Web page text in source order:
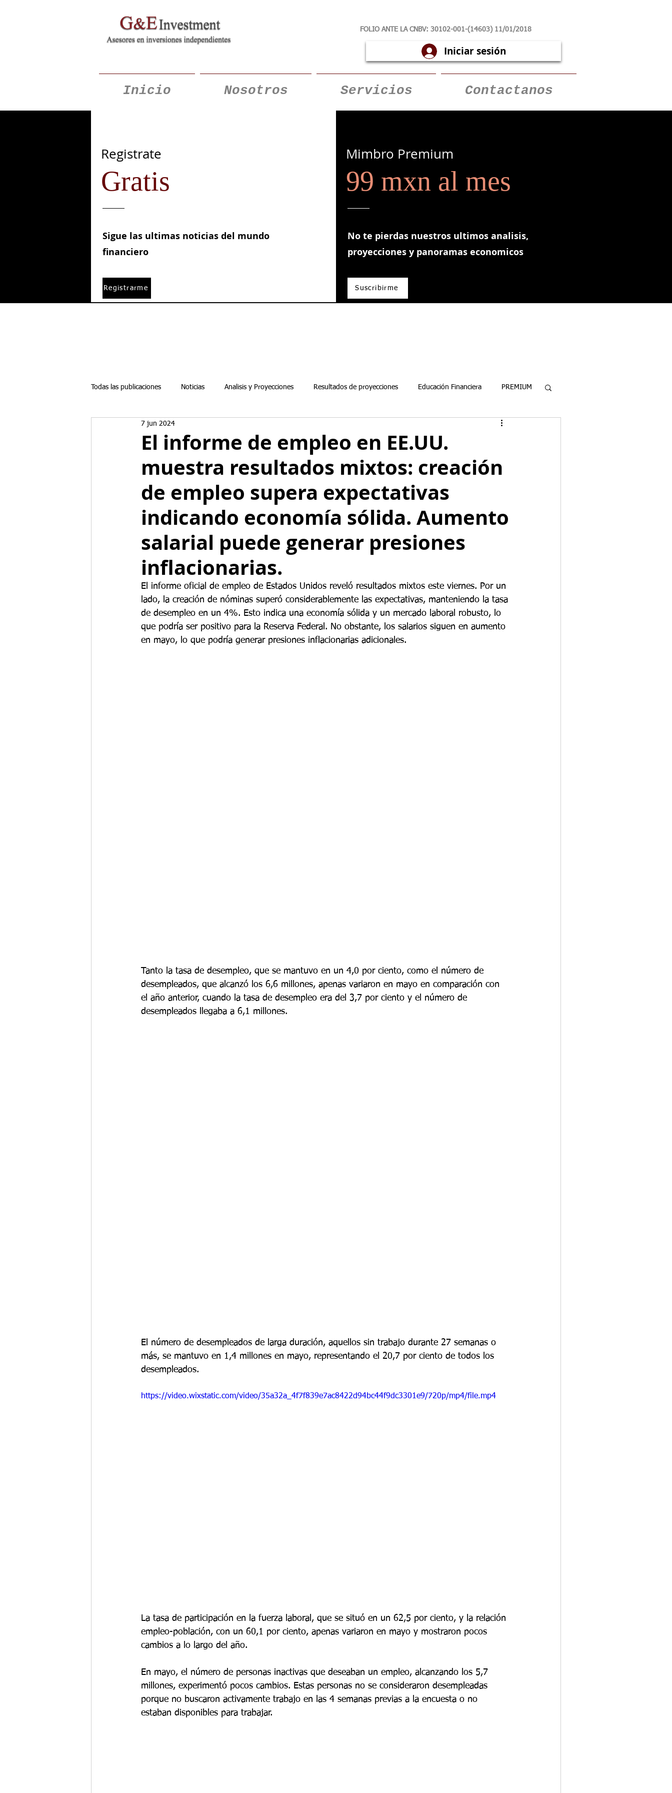
FOLIO ANTE LA CNBV: 30102-001-(14603) 11/01/2018
Iniciar sesión
Inicio Nosotros Servicios Contactanos
Registrate
Gratis
Sigue las ultimas noticias del mundo
financiero
Registrarme
Mimbro Premium
99 mxn al mes
No te pierdas nuestros ultimos analisis,
proyecciones y panoramas economicos
Suscribirme
Todas las publicaciones Noticias Analisis y Proyecciones Resultados de proyecciones Educación Financiera PREMIUM
Boletines semanales
El informe de empleo en EE.UU.
muestra resultados mixtos: creación
de empleo supera expectativas
indicando economía sólida. Aumento
salarial puede generar presiones
inflacionarias.
7 jun 2024
El informe oficial de empleo de Estados Unidos reveló resultados mixtos este viernes. Por un
lado, la creación de nóminas superó considerablemente las expectativas, manteniendo la tasa
de desempleo en un 4%. Esto indica una economía sólida y un mercado laboral robusto, lo
que podría ser positivo para la Reserva Federal. No obstante, los salarios siguen en aumento
en mayo, lo que podría generar presiones inflacionarias adicionales.
Tanto la tasa de desempleo, que se mantuvo en un 4,0 por ciento, como el número de
desempleados, que alcanzó los 6,6 millones, apenas variaron en mayo en comparación con
el año anterior, cuando la tasa de desempleo era del 3,7 por ciento y el número de
desempleados llegaba a 6,1 millones.
El número de desempleados de larga duración, aquellos sin trabajo durante 27 semanas o
más, se mantuvo en 1,4 millones en mayo, representando el 20,7 por ciento de todos los
desempleados.
https://video.wixstatic.com/video/35a32a_4f7f839e7ac8422d94bc44f9dc3301e9/720p/mp4/file.mp4
La tasa de participación en la fuerza laboral, que se situó en un 62,5 por ciento, y la relación
empleo-población, con un 60,1 por ciento, apenas variaron en mayo y mostraron pocos
cambios a lo largo del año.
En mayo, el número de personas inactivas que deseaban un empleo, alcanzando los 5,7
millones, experimentó pocos cambios. Estas personas no se consideraron desempleadas
porque no buscaron activamente trabajo en las 4 semanas previas a la encuesta o no
estaban disponibles para trabajar.